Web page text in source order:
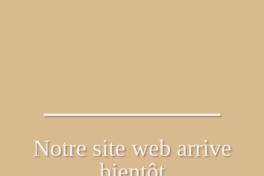
Notre site web arrive